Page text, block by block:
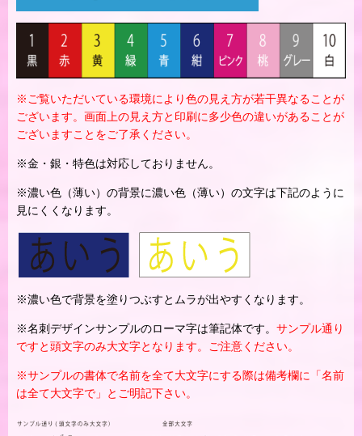
※ご覧いただいている環境により色の見え方が若干異なることが
ございます。画面上の見え方と印刷に多少色の違いがあることが
ございますことをご了承ください。
※金・銀・特色は対応しておりません。
※濃い色（薄い）の背景に濃い色（薄い）の文字は下記のように
見にくくなります。
※濃い色で背景を塗りつぶすとムラが出やすくなります。
※名刺デザインサンプルのローマ字は筆記体です。 サンプル通り
ですと頭文字のみ大文字となります。ご注意ください。
※サンプルの書体で名前を全て大文字にする際は備考欄に「名前
は全て大文字で」とご明記下さい。